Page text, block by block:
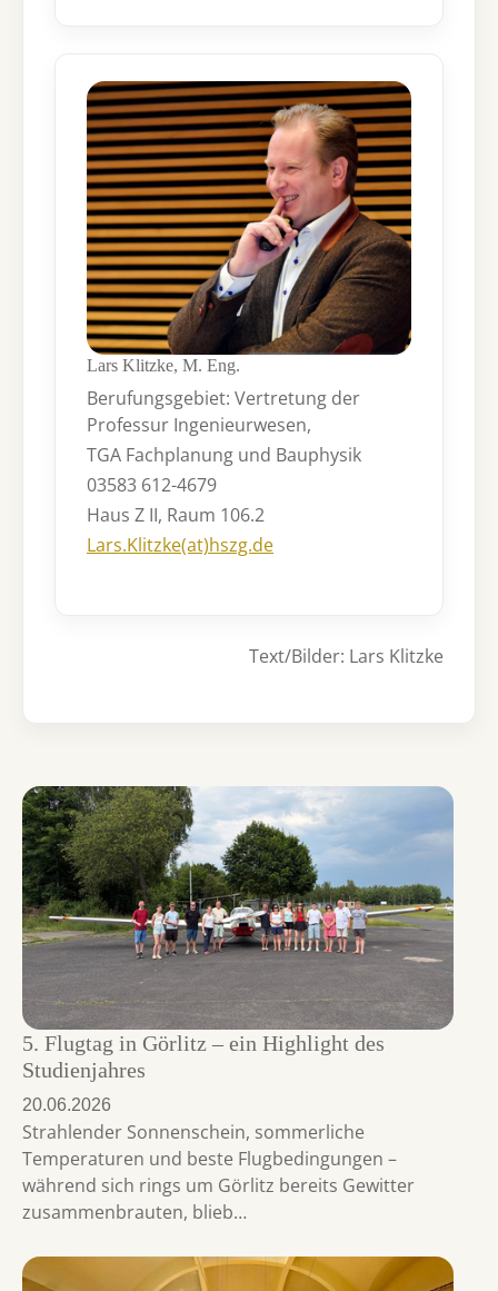
Lars Klitzke, M. Eng.
Berufungsgebiet: Vertretung der
Professur Ingenieurwesen,
TGA Fachplanung und Bauphysik
03583 612-4679
Haus Z II, Raum 106.2
Lars.Klitzke(at)hszg.de
Text/Bilder: Lars Klitzke
5. Flugtag in Görlitz – ein Highlight des
Studienjahres
20.06.2026
Strahlender Sonnenschein, sommerliche
Temperaturen und beste Flugbedingungen –
während sich rings um Görlitz bereits Gewitter
zusammenbrauten, blieb…